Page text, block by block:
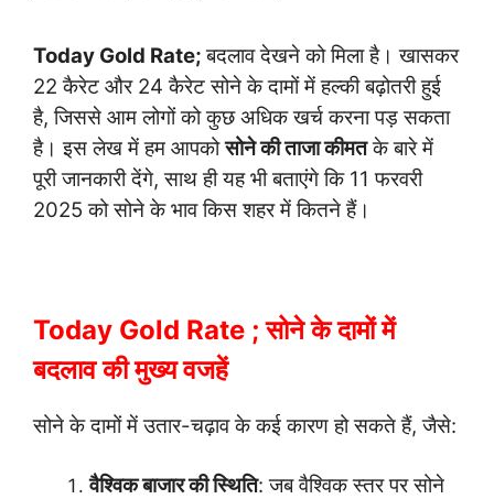
Today Gold Rate;बदलाव देखने को मिला है। खासकर
22 कैरेट और 24 कैरेट सोने के दामों में हल्की बढ़ोतरी हुई
है, जिससे आम लोगों को कुछ अधिक खर्च करना पड़ सकता
है। इस लेख में हम आपकोसोने की ताजा कीमतके बारे में
पूरी जानकारी देंगे, साथ ही यह भी बताएंगे कि 11 फरवरी
2025 को सोने के भाव किस शहर में कितने हैं।
Today Gold Rate ; सोने के दामों में
बदलाव की मुख्य वजहें
सोने के दामों में उतार-चढ़ाव के कई कारण हो सकते हैं, जैसे:
वैश्विक बाजार की स्थिति: जब वैश्विक स्तर पर सोने